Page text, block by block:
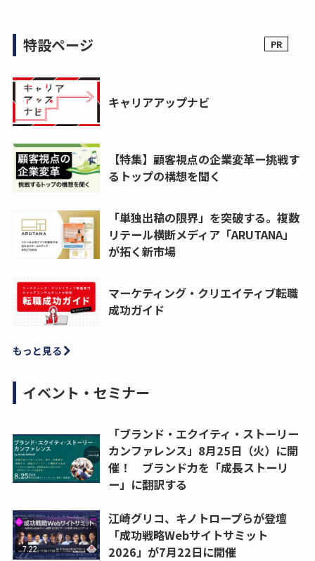
特設ページ
キャリアアップナビ
【特集】顧客視点の企業変革ー挑戦す
るトップの構想を聞く
「単独出稿の限界」を突破する。複数
リテール横断メディア「ARUTANA」
が拓く新市場
マーケティング・クリエイティブ転職
成功ガイド
もっと見る
イベント・セミナー
「ブランド・エクイティ・ストーリー
カンファレンス」8月25日（火）に開
催！ ブランド力を「成長ストーリ
ー」に翻訳する
江崎グリコ、キノトロープらが登壇
「成功戦略Webサイトサミット
2026」が7月22日に開催